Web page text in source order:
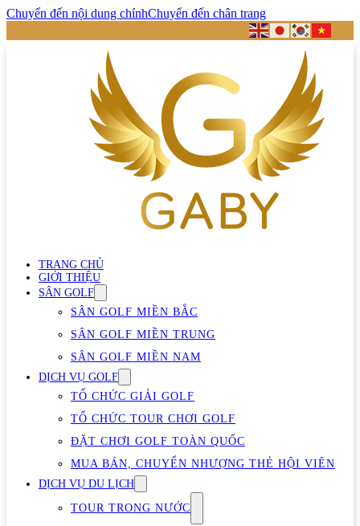
Chuyển đến nội dung chínhChuyển đến chân trang
TRANG CHỦ
GIỚI THIỆU
SÂN GOLF
SÂN GOLF MIỀN BẮC
SÂN GOLF MIỀN TRUNG
SÂN GOLF MIỀN NAM
DỊCH VỤ GOLF
TỔ CHỨC GIẢI GOLF
TỔ CHỨC TOUR CHƠI GOLF
ĐẶT CHƠI GOLF TOÀN QUỐC
MUA BÁN, CHUYỂN NHƯỢNG THẺ HỘI VIÊN
DỊCH VỤ DU LỊCH
TOUR TRONG NƯỚC